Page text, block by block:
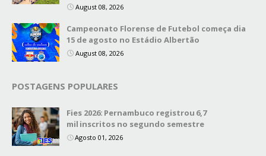
August 08, 2026
Campeonato Florense de Futebol começa dia
15 de agosto no Estádio Albertão
August 08, 2026
POSTAGENS POPULARES
Fies 2026: Pernambuco registrou 6,7
mil inscritos no segundo semestre
Agosto 01, 2026